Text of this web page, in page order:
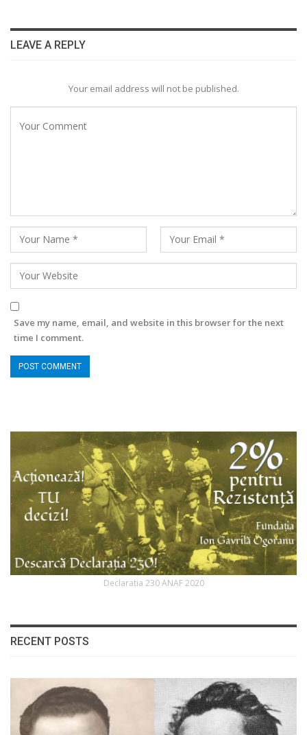
LEAVE A REPLY
Your email address will not be published.
Save my name, email, and website in this browser for the next
time I comment.
Declaratia 230 ANAF 2020
RECENT POSTS